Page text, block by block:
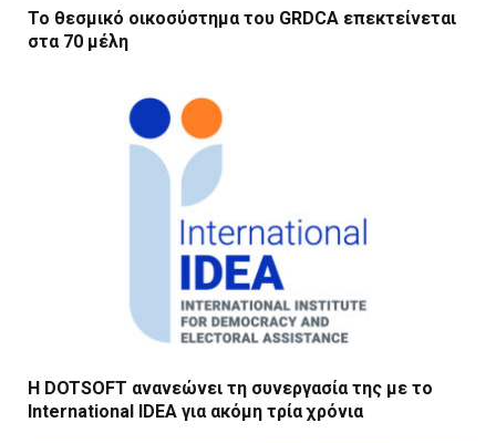
Το θεσμικό οικοσύστημα του GRDCA επεκτείνεται
στα 70 μέλη
Η DOTSOFT ανανεώνει τη συνεργασία της με το
International IDEA για ακόμη τρία χρόνια